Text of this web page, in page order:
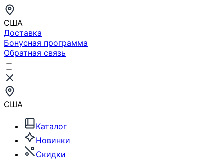
США
Доставка
Бонусная программа
Обратная связь
США
Каталог
Новинки
Скидки